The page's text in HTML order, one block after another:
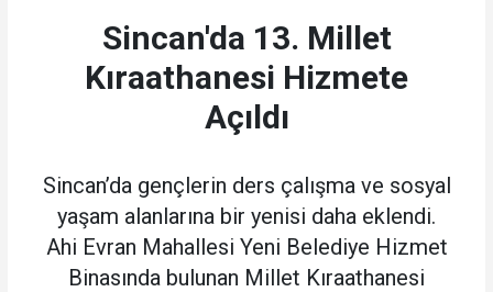
Sincan'da 13. Millet
Kıraathanesi Hizmete
Açıldı
Sincan’da gençlerin ders çalışma ve sosyal
yaşam alanlarına bir yenisi daha eklendi.
Ahi Evran Mahallesi Yeni Belediye Hizmet
Binasında bulunan Millet Kıraathanesi